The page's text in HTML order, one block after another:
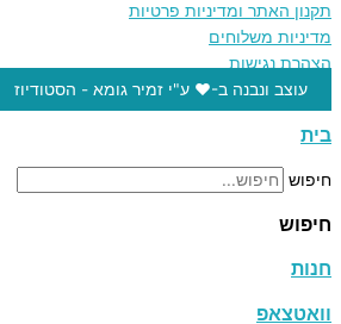
תקנון האתר ומדיניות פרטיות
מדיניות משלוחים
הצהרת נגישות
עוצב ונבנה ב-♥︎ ע"י זמיר גומא - הסטודיוז
בית
חיפוש
חיפוש
חנות
וואטצאפ